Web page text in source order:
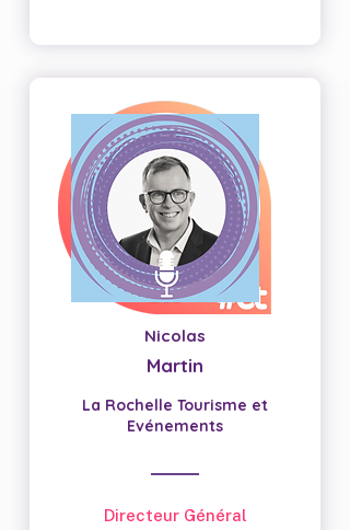
Nicolas
Martin
La Rochelle Tourisme et
Evénements
Directeur Général